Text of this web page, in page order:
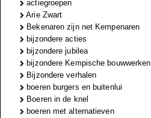
actiegroepen
Arie Zwart
Bekenaren zijn net Kempenaren
bijzondere acties
bijzondere jubilea
bijzondere Kempische bouwwerken
Bijzondere verhalen
boeren burgers en buitenlui
Boeren in de knel
boeren met alternatieven